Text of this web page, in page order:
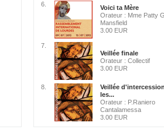
6.
Voici ta Mère
Orateur : Mme Patty
Mansfield
3.00 EUR
7.
Veillée finale
Orateur : Collectif
3.00 EUR
8.
Veillée
les...
Orateur : P.Raniero
Cantalamessa
3.00 EUR